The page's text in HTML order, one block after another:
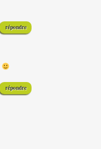
répondre
répondre